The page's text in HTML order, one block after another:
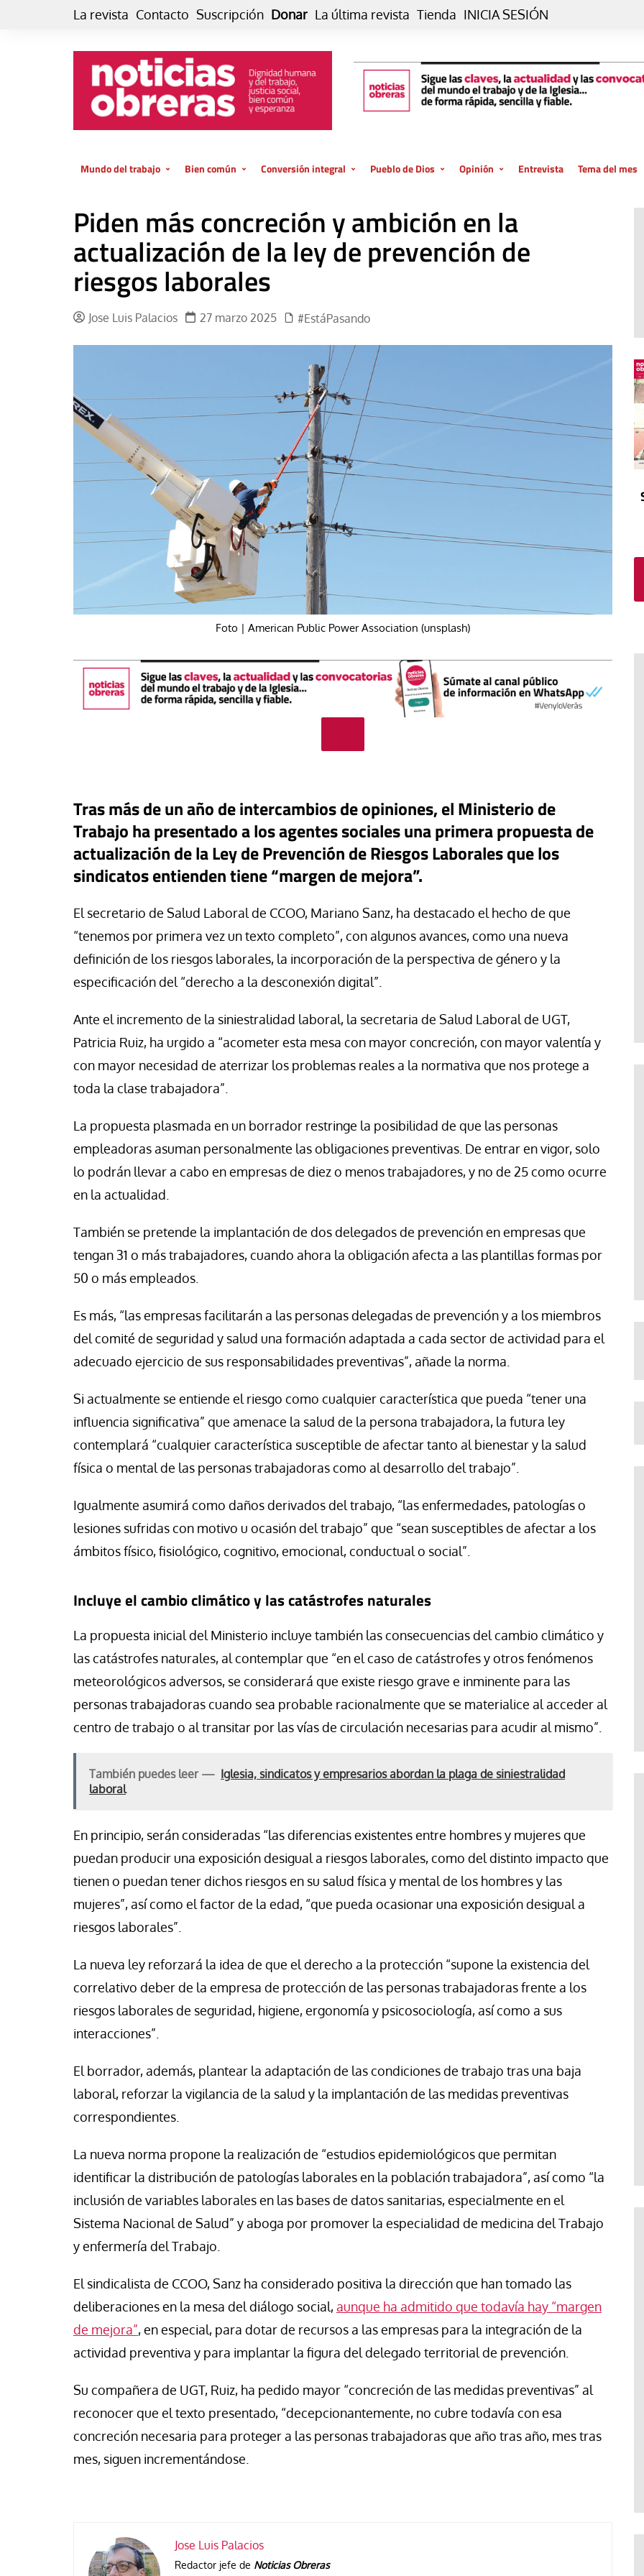
La revista Contacto Suscripción Donar La última revista Tienda INICIA SESIÓN
Mundo del trabajo
El trabajo es para la vida
GlobalizAcción
INFOR. Boletín informativo del
MMTC
Laboral
mundo
Radio — Mundo obrero hoy
Vidas precarias
Bien común
Economía
Conversión integral
de vida… es posible
El cuidado de la creación
Experiencia
Cultura
Libro
Dos minutos
Aplicaciones
Música
Relato
Pueblo de Dios
La oración de cada día
Vaticano
In memoriam
Opinión
Blog De paso…
Blog Eutopía
Tribuna
Blog Mensajes guardados
Entrevista Tema del mes
Piden más concreción y ambición en la
actualización de la ley de prevención de
riesgos laborales
Jose Luis Palacios 27 marzo 2025 #EstáPasando
Foto | American Public Power Association (unsplash)
Tras más de un año de intercambios de opiniones, el Ministerio de
Trabajo ha presentado a los agentes sociales una primera propuesta de
actualización de la Ley de Prevención de Riesgos Laborales que los
sindicatos entienden tiene “margen de mejora”.
El secretario de Salud Laboral de CCOO, Mariano Sanz, ha destacado el hecho de que
“tenemos por primera vez un texto completo”, con algunos avances, como una nueva
definición de los riesgos laborales, la incorporación de la perspectiva de género y la
especificación del “derecho a la desconexión digital”.
Ante el incremento de la siniestralidad laboral, la secretaria de Salud Laboral de UGT,
Patricia Ruiz, ha urgido a “acometer esta mesa con mayor concreción, con mayor valentía y
con mayor necesidad de aterrizar los problemas reales a la normativa que nos protege a
toda la clase trabajadora”.
La propuesta plasmada en un borrador restringe la posibilidad de que las personas
empleadoras asuman personalmente las obligaciones preventivas. De entrar en vigor, solo
lo podrán llevar a cabo en empresas de diez o menos trabajadores, y no de 25 como ocurre
en la actualidad.
También se pretende la implantación de dos delegados de prevención en empresas que
tengan 31 o más trabajadores, cuando ahora la obligación afecta a las plantillas formas por
50 o más empleados.
Es más, “las empresas facilitarán a las personas delegadas de prevención y a los miembros
del comité de seguridad y salud una formación adaptada a cada sector de actividad para el
adecuado ejercicio de sus responsabilidades preventivas”, añade la norma.
Si actualmente se entiende el riesgo como cualquier característica que pueda “tener una
influencia significativa” que amenace la salud de la persona trabajadora, la futura ley
contemplará “cualquier característica susceptible de afectar tanto al bienestar y la salud
física o mental de las personas trabajadoras como al desarrollo del trabajo”.
Igualmente asumirá como daños derivados del trabajo, “las enfermedades, patologías o
lesiones sufridas con motivo u ocasión del trabajo” que “sean susceptibles de afectar a los
ámbitos físico, fisiológico, cognitivo, emocional, conductual o social”.
Incluye el cambio climático y las catástrofes naturales
La propuesta inicial del Ministerio incluye también las consecuencias del cambio climático y
las catástrofes naturales, al contemplar que “en el caso de catástrofes y otros fenómenos
meteorológicos adversos, se considerará que existe riesgo grave e inminente para las
personas trabajadoras cuando sea probable racionalmente que se materialice al acceder al
centro de trabajo o al transitar por las vías de circulación necesarias para acudir al mismo”.
También puedes leer — Iglesia, sindicatos y empresarios abordan la plaga de siniestralidad
laboral
En principio, serán consideradas “las diferencias existentes entre hombres y mujeres que
puedan producir una exposición desigual a riesgos laborales, como del distinto impacto que
tienen o puedan tener dichos riesgos en su salud física y mental de los hombres y las
mujeres”, así como el factor de la edad, “que pueda ocasionar una exposición desigual a
riesgos laborales”.
La nueva ley reforzará la idea de que el derecho a la protección “supone la existencia del
correlativo deber de la empresa de protección de las personas trabajadoras frente a los
riesgos laborales de seguridad, higiene, ergonomía y psicosociología, así como a sus
interacciones”.
El borrador, además, plantear la adaptación de las condiciones de trabajo tras una baja
laboral, reforzar la vigilancia de la salud y la implantación de las medidas preventivas
correspondientes.
La nueva norma propone la realización de “estudios epidemiológicos que permitan
identificar la distribución de patologías laborales en la población trabajadora”, así como “la
inclusión de variables laborales en las bases de datos sanitarias, especialmente en el
Sistema Nacional de Salud” y aboga por promover la especialidad de medicina del Trabajo
y enfermería del Trabajo.
El sindicalista de CCOO, Sanz ha considerado positiva la dirección que han tomado las
deliberaciones en la mesa del diálogo social,aunque ha admitido que todavía hay “margen
de mejora”, en especial, para dotar de recursos a las empresas para la integración de la
actividad preventiva y para implantar la figura del delegado territorial de prevención.
Su compañera de UGT, Ruiz, ha pedido mayor “concreción de las medidas preventivas” al
reconocer que el texto presentado, “decepcionantemente, no cubre todavía con esa
concreción necesaria para proteger a las personas trabajadoras que año tras año, mes tras
mes, siguen incrementándose.
Jose Luis Palacios
Redactor jefe de Noticias Obreras
una estrategia para vivir
pueblo con todos los
#EstáPasando
León XIV anima a ser “artífices de
paz”
Jose Luis Palacios
Libro Revista de Verano
Potencia transformadora de la
dulzura y la paz